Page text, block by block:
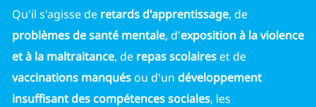
Qu'il s'agisse de retards d'apprentissage, de
problèmes de santé mentale, d'exposition à la violence
et à la maltraitance, de repas scolaireset de
vaccinations manquésou d'un développement
insuffisant des compétences sociales, les